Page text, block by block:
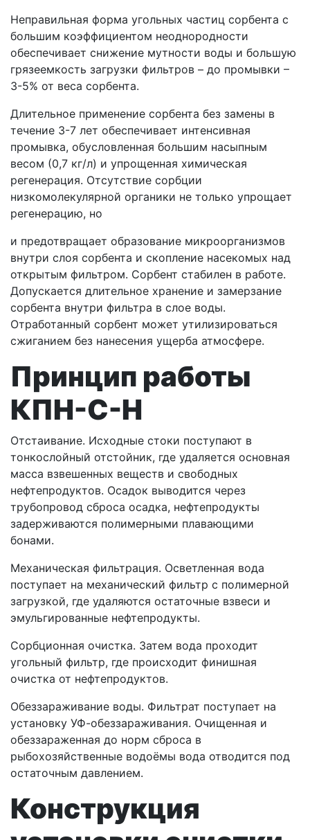
Неправильная форма угольных частиц сорбента с
большим коэффициентом неоднородности
обеспечивает снижение мутности воды и большую
грязеемкость загрузки фильтров – до промывки –
3-5% от веса сорбента.
Длительное применение сорбента без замены в
течение 3-7 лет обеспечивает интенсивная
промывка, обусловленная большим насыпным
весом (0,7 кг/л) и упрощенная химическая
регенерация. Отсутствие сорбции
низкомолекулярной органики не только упрощает
регенерацию, но
и предотвращает образование микроорганизмов
внутри слоя сорбента и скопление насекомых над
открытым фильтром. Сорбент стабилен в работе.
Допускается длительное хранение и замерзание
сорбента внутри фильтра в слое воды.
Отработанный сорбент может утилизироваться
сжиганием без нанесения ущерба атмосфере.
Принцип работы
КПН-С-Н
Отстаивание. Исходные стоки поступают в
тонкослойный отстойник, где удаляется основная
масса взвешенных веществ и свободных
нефтепродуктов. Осадок выводится через
трубопровод сброса осадка, нефтепродукты
задерживаются полимерными плавающими
бонами.
Механическая фильтрация. Осветленная вода
поступает на механический фильтр с полимерной
загрузкой, где удаляются остаточные взвеси и
эмульгированные нефтепродукты.
Сорбционная очистка. Затем вода проходит
угольный фильтр, где происходит финишная
очистка от нефтепродуктов.
Обеззараживание воды. Фильтрат поступает на
установку УФ-обеззараживания. Очищенная и
обеззараженная до норм сброса в
рыбохозяйственные водоёмы вода отводится под
остаточным давлением.
Конструкция